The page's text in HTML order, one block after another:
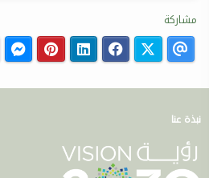
مشاركة
نبذة عنا